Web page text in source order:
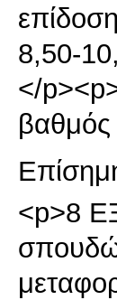
8,50-
</
βαθμός
<p>8